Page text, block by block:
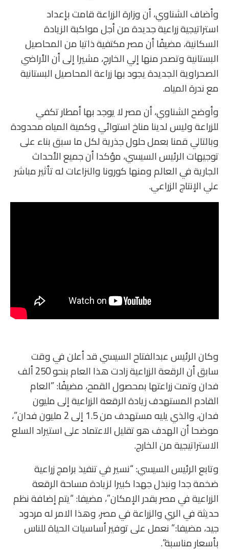
وأضاف الشناوي، أن وزارة الزراعة قامت بإعداد
استراتيجية زراعية جديدة من أجل مواكبة الزيادة
السكانية، مضيفًا أن مصر مكتفية ذاتيا من المحاصيل
البستانية وتصدر منها إلي الخارج، مشيرا إلى أن الأراضي
الصحراوية الجديدة يجود بها زراعة المحاصيل البستانية
مع ندرة المياه.
وأوضح الشناوي، أن مصر لا يوجد بها أمطار تكفي
للزراعة وليس لدينا مناخ استوائي وكمية المياه محدودة
وبالتالي قمنا بعمل حلول جذرية لكل ما سبق بناء على
توجيهات الرئيس السيسي، مؤكدا أن جميع الأحداث
الجارية في العالم ومنها كورونا والنزاعات له تأثير مباشر
علي الإنتاج الزراعي.
وكان الرئيس عبدالفتاح السيسي قد أعلن في وقت
سابق أن الرقعة الزراعية زادت هذا العام بنحو 250 ألف
فدان وتمت زراعتها بمحصول القمح، مضيفًا: ”العام
القادم المستهدف زيادة الرقعة الزراعية إلى مليون
فدان، والذي يليه مستهدف من 1.5 إلى 2 مليون فدان”،
موضحا أن الهدف هو تقليل الاعتماد على استيراد السلع
الاستراتيجية من الخارج.
وتابع الرئيس السيسي: “نسير في تنفيذ برامج زراعية
ضخمة جدا ونبذل جهدا كبيرا لزيادة مساحة الرقعة
الزراعية في مصر بقدر الإمكان”، مضيفا: “يتم إضافة نظم
حديثة في الري والزراعة في مصر، وهذا الامر له مردود
جيد، مضيفا:” نعمل على توفير أساسيات الحياة للناس
بأسعار مناسبة”.